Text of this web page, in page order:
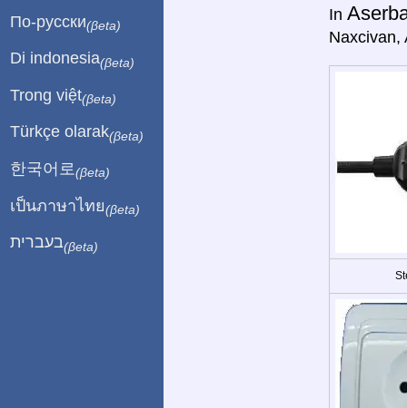
In
Naxcivan,
По-русски(βeta)
Di indonesia(βeta)
Trong việt(βeta)
Türkçe olarak(βeta)
한국어로 (βeta)
เป็นภาษาไทย(βeta)
בעברית(βeta)